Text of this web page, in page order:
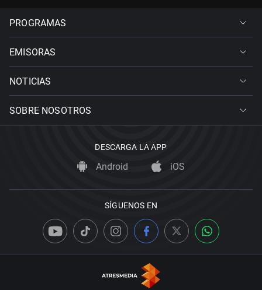
PROGRAMAS
EMISORAS
NOTICIAS
SOBRE NOSOTROS
DESCARGA LA APP
Android iOS
SÍGUENOS EN